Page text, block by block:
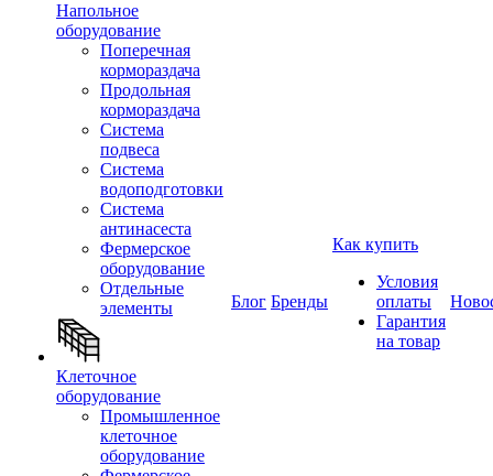
Напольное
оборудование
Поперечная
кормораздача
Продольная
кормораздача
Система
подвеса
Система
водоподготовки
Система
антинасеста
Фермерское
оборудование
Отдельные
элементы
Клеточное
оборудование
Промышленное
клеточное
оборудование
Блог Бренды
Как купить
Условия
оплаты
Гарантия
на товар